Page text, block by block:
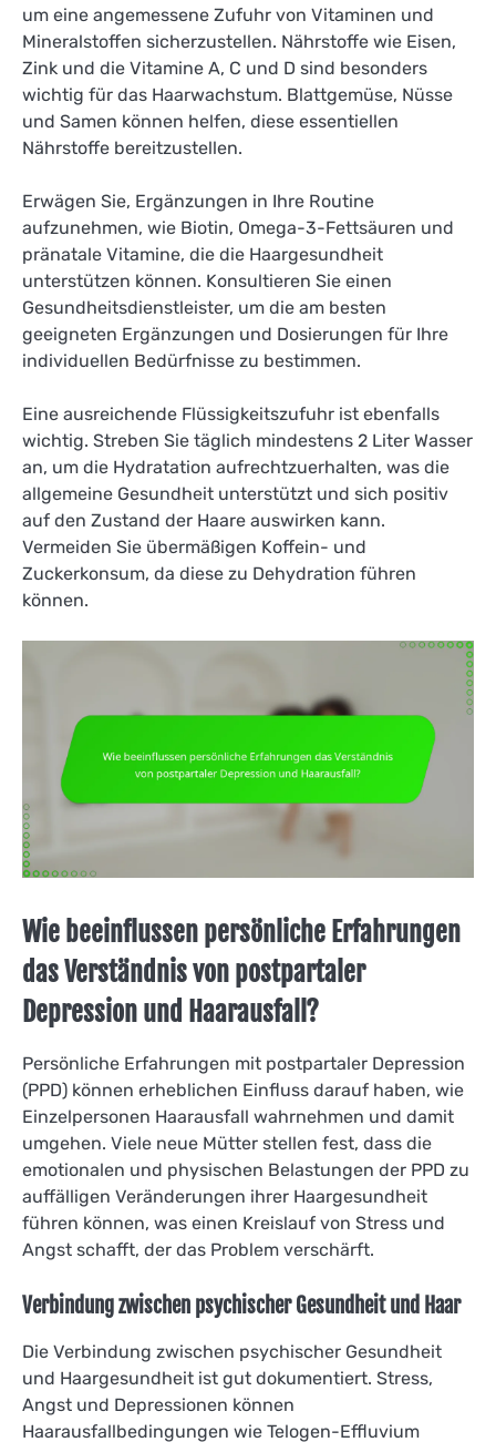
um eine angemessene Zufuhr von Vitaminen und
Mineralstoffen sicherzustellen. Nährstoffe wie Eisen,
Zink und die Vitamine A, C und D sind besonders
wichtig für das Haarwachstum. Blattgemüse, Nüsse
und Samen können helfen, diese essentiellen
Nährstoffe bereitzustellen.
Erwägen Sie, Ergänzungen in Ihre Routine
aufzunehmen, wie Biotin, Omega-3-Fettsäuren und
pränatale Vitamine, die die Haargesundheit
unterstützen können. Konsultieren Sie einen
Gesundheitsdienstleister, um die am besten
geeigneten Ergänzungen und Dosierungen für Ihre
individuellen Bedürfnisse zu bestimmen.
Eine ausreichende Flüssigkeitszufuhr ist ebenfalls
wichtig. Streben Sie täglich mindestens 2 Liter Wasser
an, um die Hydratation aufrechtzuerhalten, was die
allgemeine Gesundheit unterstützt und sich positiv
auf den Zustand der Haare auswirken kann.
Vermeiden Sie übermäßigen Koffein- und
Zuckerkonsum, da diese zu Dehydration führen
können.
Wie beeinflussen persönliche Erfahrungen
das Verständnis von postpartaler
Depression und Haarausfall?
Persönliche Erfahrungen mit postpartaler Depression
(PPD) können erheblichen Einfluss darauf haben, wie
Einzelpersonen Haarausfall wahrnehmen und damit
umgehen. Viele neue Mütter stellen fest, dass die
emotionalen und physischen Belastungen der PPD zu
auffälligen Veränderungen ihrer Haargesundheit
führen können, was einen Kreislauf von Stress und
Angst schafft, der das Problem verschärft.
Verbindung zwischen psychischer Gesundheit und Haar
Die Verbindung zwischen psychischer Gesundheit
und Haargesundheit ist gut dokumentiert. Stress,
Angst und Depressionen können
Haarausfallbedingungen wie Telogen-Effluvium